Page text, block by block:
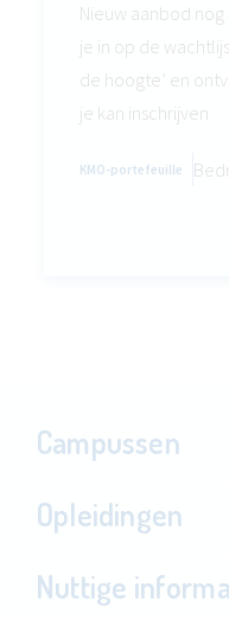
Nieuw aanbod
je in op de
de hoogte’ en
je kan inschrijven
KMO-portefeuille
Campussen
Opleidingen
Nuttige